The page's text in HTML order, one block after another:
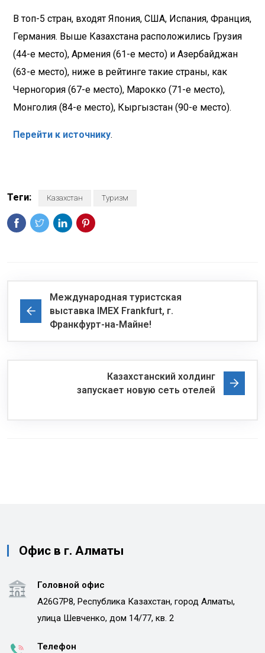
В топ-5 стран, входят Япония, США, Испания, Франция,
Германия. Выше Казахстана расположились Грузия
(44-е место), Армения (61-е место) и Азербайджан
(63-е место), ниже в рейтинге такие страны, как
Черногория (67-е место), Марокко (71-е место),
Монголия (84-е место), Кыргызстан (90-е место).
Перейти к источнику.
Теги: Казахстан Туризм
Международная туристская
выставка IMEX Frankfurt, г.
Франкфурт-на-Майне!
Казахстанский холдинг
запускает новую сеть отелей
Офис в г. Алматы
Головной офис
A26G7P8, Республика Казахстан, город Алматы,
улица Шевченко, дом 14/77, кв. 2
Телефон